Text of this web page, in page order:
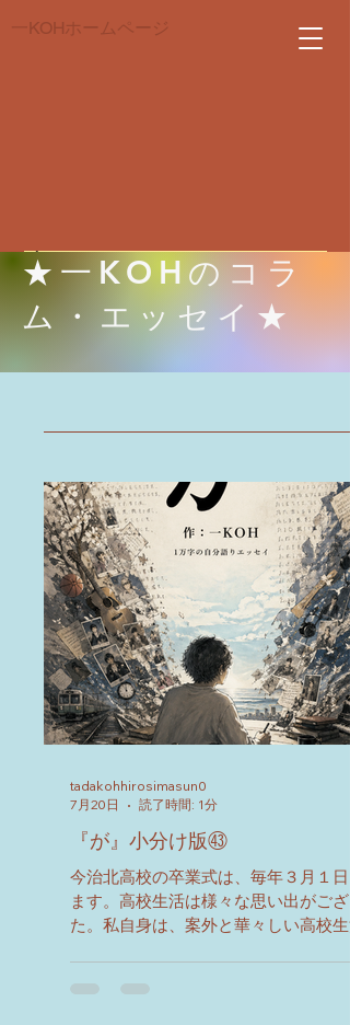
一KOHホームページ
​本日(２０２６/０８/０６)の
掲示板
​冷蔵庫が飲み物で埋ま
っている。
​★一KOHのコラ
ム・エッセイ★
『が』小分け版㊸
今治北高校の卒業式は、毎年３月１日
ます。高校生活は様々な思い出がござ
た。私自身は、案外と華々しい高校生
tadakohhirosimasun0
7月20日
読了時間: 1分